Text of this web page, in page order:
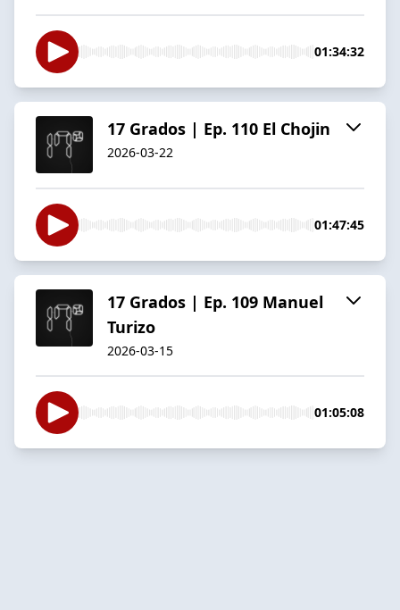
01:34:32
17 Grados | Ep. 110 El Chojin
2026-03-22
01:47:45
17 Grados | Ep. 109 Manuel
Turizo
2026-03-15
01:05:08